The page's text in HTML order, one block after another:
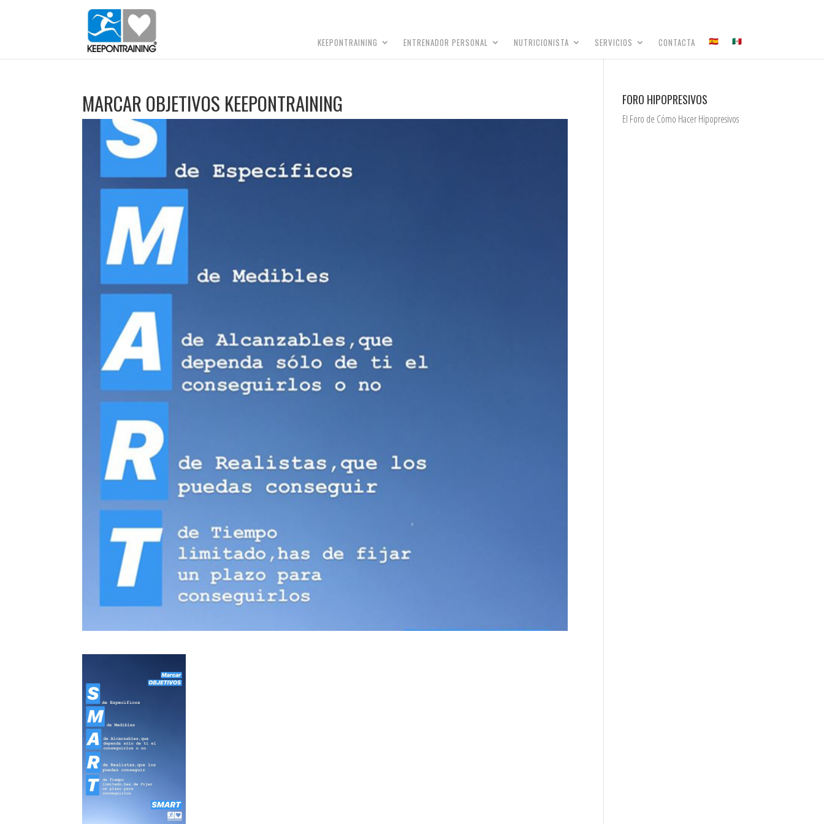
KEEPONTRAINING ENTRENADOR PERSONAL NUTRICIONISTA SERVICIOS CONTACTA
MARCAR OBJETIVOS KEEPONTRAINING FORO HIPOPRESIVOS
El Foro de Cómo Hacer Hipopresivos